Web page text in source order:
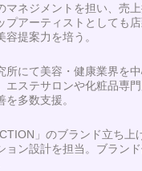
マネジメントを担い、売
プアーティストとしても
提案力を培う。
所にて美容・健康業界を
エステサロンや化粧品専
多数支援。
」のブランド立ち上
ョン設計を担当。ブラン